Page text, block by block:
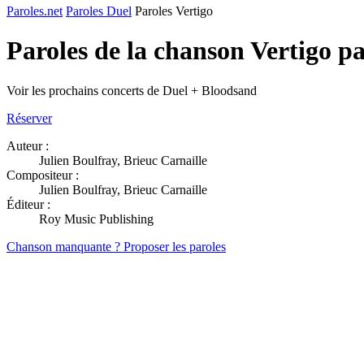
Paroles.net Paroles Duel Paroles Vertigo
Paroles de la chanson Vertigo
Voir les prochains concerts de Duel + Bloodsand
Réserver
Auteur :
Julien Boulfray, Brieuc Carnaille
Compositeur :
Julien Boulfray, Brieuc Carnaille
Éditeur :
Roy Music Publishing
Chanson manquante ? Proposer les paroles